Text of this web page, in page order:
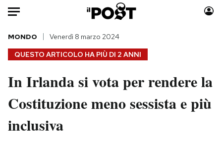
Auto
HOME
Italia
Politica
Tecnologia
Moda
Consumismi
QUESTO ARTICOLO HA PIÙ DI 2 ANNI
MONDO Venerdì 8 marzo 2024
In Irlanda si vota per rendere la
Costituzione meno sessista e più
inclusiva